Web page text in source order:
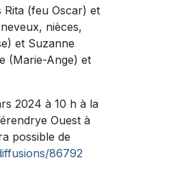
(feu Oscar) et
nièces,
et Suzanne
(Marie-Ange) et
2024 à 10 h à la
Ouest à
possible de
86792